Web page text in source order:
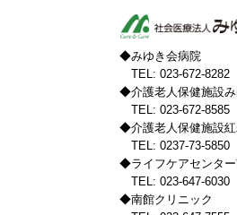
◆みゆき会病院
TEL: 023-672-8282
◆介護老人保健施設み
TEL: 023-672-8585
◆介護老人保健施設紅
TEL: 0237-73-5850
◆ライフケアセンタ
TEL: 023-647-6030
◆南館クリニック